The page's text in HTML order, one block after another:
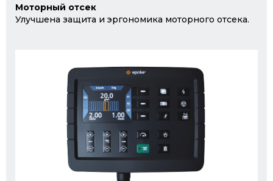
Моторный отсек
Улучшена защита и эргономика моторного отсека.